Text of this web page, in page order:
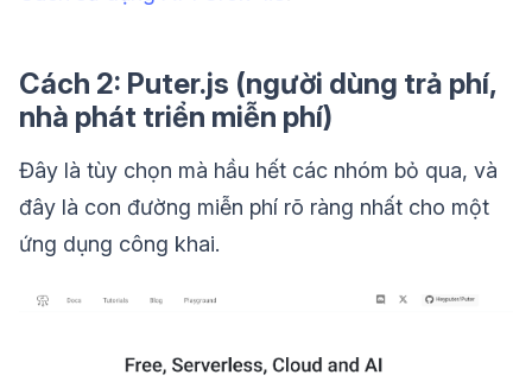
Cách 2: Puter.js (người dùng trả phí,
nhà phát triển miễn phí)
Đây là tùy chọn mà hầu hết các nhóm bỏ qua, và
đây là con đường miễn phí rõ ràng nhất cho một
ứng dụng công khai.